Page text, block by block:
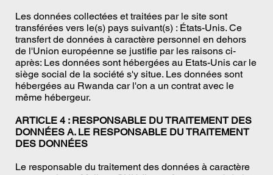
Les données collectées et traitées par le site sont
transférées vers le(s) pays suivant(s) : États-Unis. Ce
transfert de données à caractère personnel en dehors
de l'Union européenne se justifie par les raisons ci-
après: Les données sont hébergées au Etats-Unis car le
siège social de la société s'y situe. Les données sont
hébergées au Rwanda car l'on a un contrat avec le
même hébergeur.
ARTICLE 4 : RESPONSABLE DU TRAITEMENT DES
DONNÉES A. LE RESPONSABLE DU TRAITEMENT
DES DONNÉES
Le responsable du traitement des données à caractère